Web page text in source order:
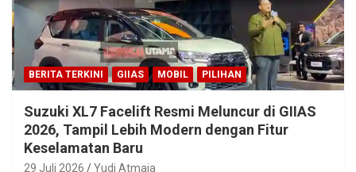
BERITA TERKINI GIIAS MOBIL PILIHAN
Suzuki XL7 Facelift Resmi Meluncur di GIIAS
2026, Tampil Lebih Modern dengan Fitur
Keselamatan Baru
29 Juli 2026 Yudi Atmaja